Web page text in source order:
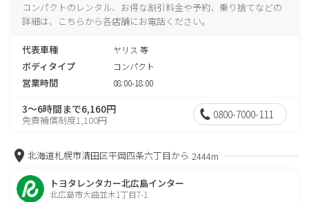
コンパクトのレンタル、お得な割引料金や予約、乗り捨てなどの
詳細は、こちらから各店舗にお電話ください。
代表車種 ヤリス 等
ボディタイプ コンパクト
営業時間 08:00-18:00
3～6時間まで6,160円
免責補償制度1,100円 0800-7000-111
北海道札幌市清田区平岡四条六丁目から 2444m
トヨタレンタカー北広島インター
北広島市大曲並木1丁目7-1